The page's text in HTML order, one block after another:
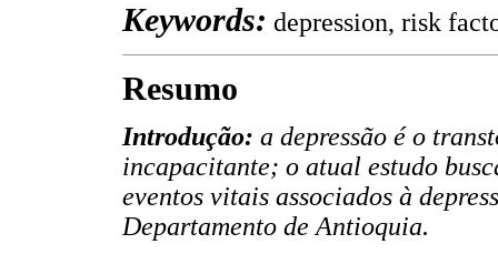
Keywords: depression, risk
Resumo
Introdução: a depressão é o
incapacitante; o atual estudo
eventos vitais associados à
Departamento de Antioquia.